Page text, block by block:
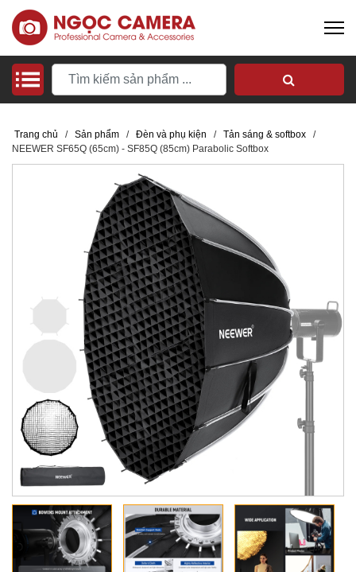
Trang chủ / Sản phẩm / Đèn và phụ kiện / Tản sáng & softbox
/
NEEWER SF65Q (65cm) - SF85Q (85cm) Parabolic Softbox